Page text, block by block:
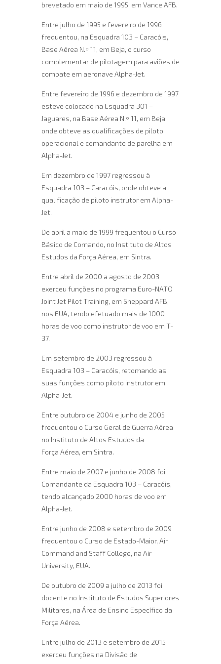
brevetado em maio de 1995, em Vance AFB.
Entre julho de 1995 e fevereiro de 1996
frequentou, na Esquadra 103 – Caracóis,
Base Aérea N.º 11, em Beja, o curso
complementar de pilotagem para aviões de
combate em aeronave Alpha-Jet.
Entre fevereiro de 1996 e dezembro de 1997
esteve colocado na Esquadra 301 –
Jaguares, na Base Aérea N.º 11, em Beja,
onde obteve as qualificações de piloto
operacional e comandante de parelha em
Alpha-Jet.
Em dezembro de 1997 regressou à
Esquadra 103 – Caracóis, onde obteve a
qualificação de piloto instrutor em Alpha-
Jet.
De abril a maio de 1999 frequentou o Curso
Básico de Comando, no Instituto de Altos
Estudos da Força Aérea, em Sintra.
Entre abril de 2000 a agosto de 2003
exerceu funções no programa Euro-NATO
Joint Jet Pilot Training, em Sheppard AFB,
nos EUA, tendo efetuado mais de 1000
horas de voo como instrutor de voo em T-
37.
Em setembro de 2003 regressou à
Esquadra 103 – Caracóis, retomando as
suas funções como piloto instrutor em
Alpha-Jet.
Entre outubro de 2004 e junho de 2005
frequentou o Curso Geral de Guerra Aérea
no Instituto de Altos Estudos da
Força Aérea, em Sintra.
Entre maio de 2007 e junho de 2008 foi
Comandante da Esquadra 103 – Caracóis,
tendo alcançado 2000 horas de voo em
Alpha-Jet.
Entre junho de 2008 e setembro de 2009
frequentou o Curso de Estado-Maior, Air
Command and Staff College, na Air
University, EUA.
De outubro de 2009 a julho de 2013 foi
docente no Instituto de Estudos Superiores
Militares, na Área de Ensino Específico da
Força Aérea.
Entre julho de 2013 e setembro de 2015
exerceu funções na Divisão de